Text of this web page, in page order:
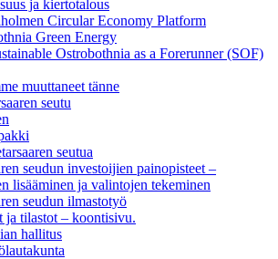
ja kiertotalous
Circular Economy Platform
Green Energy
Ostrobothnia as a Forerunner (SOF)
muuttaneet tänne
seutu
seutua
seudun investoijien painopisteet –
lisääminen ja valintojen tekeminen
seudun ilmastotyö
ja tilastot – koontisivu.
hallitus